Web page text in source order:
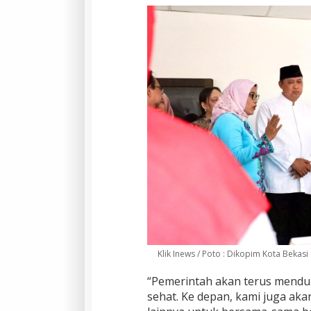
Klik Inews / Poto : Dikopim Kota Bekasi
“Pemerintah akan terus
sehat. Ke depan, kami juga